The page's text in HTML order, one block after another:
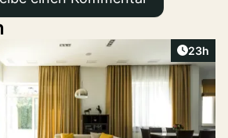
Artikel
23h